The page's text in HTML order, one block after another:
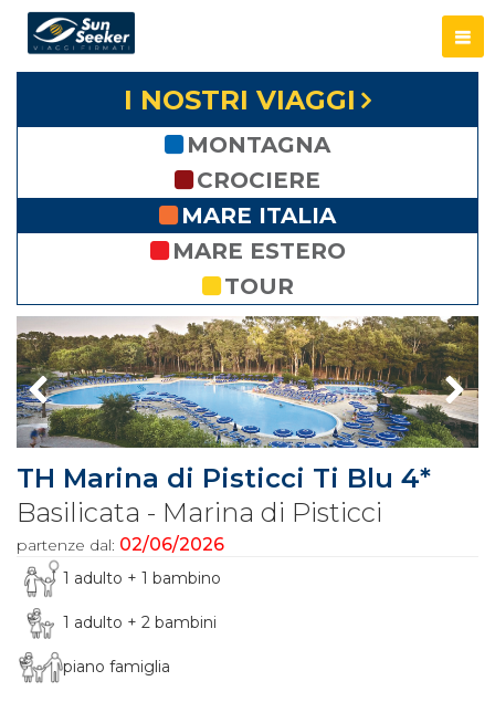
I NOSTRI VIAGGI
MONTAGNA
CROCIERE
MARE ITALIA
MARE ESTERO
TOUR
TH Marina di Pisticci Ti Blu 4*
Basilicata - Marina di Pisticci
partenze dal: 02/06/2026
1 adulto + 1 bambino
1 adulto + 2 bambini
piano famiglia